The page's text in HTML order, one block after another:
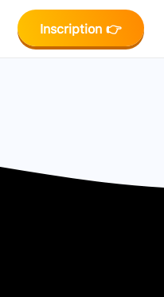
Inscription 👉